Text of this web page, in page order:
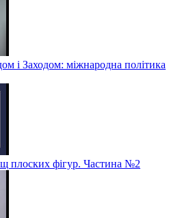
і Заходом: міжнародна політика
плоских фігур. Частина №2